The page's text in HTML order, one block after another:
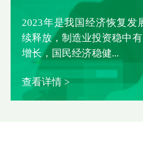
2023年是我国经济恢复发
续释放，制造业投资稳中
增长，国民经济稳健...
查看详情 >